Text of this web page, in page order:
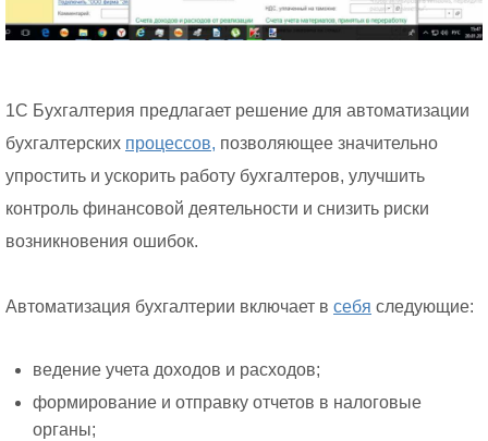
1С Бухгалтерия предлагает решение для автоматизации
бухгалтерских процессов, позволяющее значительно
упростить и ускорить работу бухгалтеров, улучшить
контроль финансовой деятельности и снизить риски
возникновения ошибок.
Автоматизация бухгалтерии включает в себя следующие:
ведение учета доходов и расходов;
формирование и отправку отчетов в налоговые
органы;